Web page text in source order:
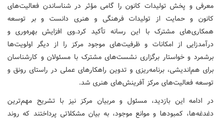
معرفی و پخش تولیدات کانون را گامی مؤثر در شناساندن فعالیت‌های
کانون و حمایت از تولیدات فرهنگی و هنری دانست و بر توسعه
همکاری‌های مشترک با این رسانه تأکید کرد.وی افزایش بهره‌وری و
درآمدزایی از امکانات و ظرفیت‌های موجود مرکز را از دیگر اولویت‌ها
برشمرد و خواستار برگزاری نشست‌های مشترک با مسئولان و کارشناسان
برای هم‌اندیشی، برنامه‌ریزی و تدوین راهکارهای عملی در راستای رونق و
توسعه فعالیت‌های مرکز آفرینش‌های هنری شد.
در ادامه این بازدید، مسئول و مربیان مرکز نیز با تشریح مهم‌ترین
دغدغه‌ها، کمبودها و موانع موجود، به بیان مشکلاتی پرداختند که روند